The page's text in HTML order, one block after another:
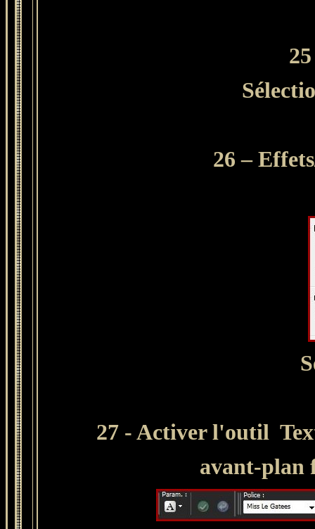
26 –
27 - Activer l'outil
avant-plan